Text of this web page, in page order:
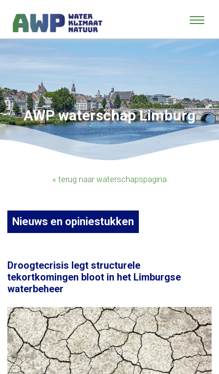
AWP waterschap Limburg
« terug naar waterschapspagina
Nieuws en opiniestukken
Droogtecrisis legt structurele
tekortkomingen bloot in het Limburgse
waterbeheer